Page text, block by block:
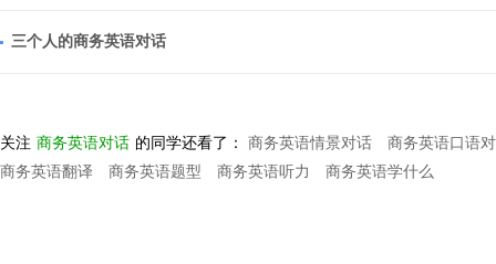
三个人的商务英语对话
关注 商务英语对话 的同学还看了： 商务英语情景对话
商务英语口语
商务英语翻译
商务英语题型 商务英语听力 商务英语学什么